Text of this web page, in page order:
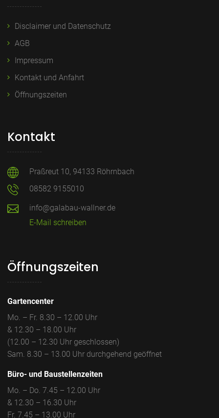
Disclaimer und Datenschutz
AGB
Impressum
Kontakt und Anfahrt
Öffnungszeiten
Kontakt
Praßreut 10, 94133 Röhrnbach
08582 9155010
info@galabau-wallner.de
E-Mail schreiben
Öffnungszeiten
Gartencenter
Mo. – Fr. 8.30 – 12.00 Uhr
& 12.30 – 18.00 Uhr
(12.00 – 12.30 Uhr geschlossen)
Sam. 8.30 – 13.00 Uhr durchgehend geöffnet
Büro- und Baustellenzeiten
Mo. – Do. 7.45 – 12.00 Uhr
& 12.30 – 16.30 Uhr
Fr. 7.45 – 13.00 Uhr